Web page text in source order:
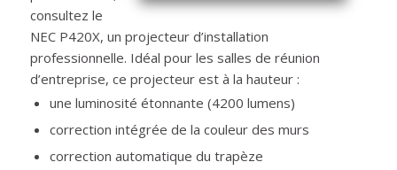
consultez le
NEC P420X, un projecteur d’installation
professionnelle. Idéal pour les salles de réunion
d’entreprise, ce projecteur est à la hauteur :
une luminosité étonnante (4200 lumens)
correction intégrée de la couleur des murs
correction automatique du trapèze